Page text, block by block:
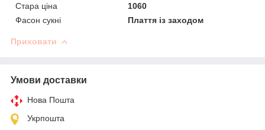
Стара ціна
1060
Фасон сукні
Плаття із заходом
Приховати
Умови доставки
Нова Пошта
Укрпошта